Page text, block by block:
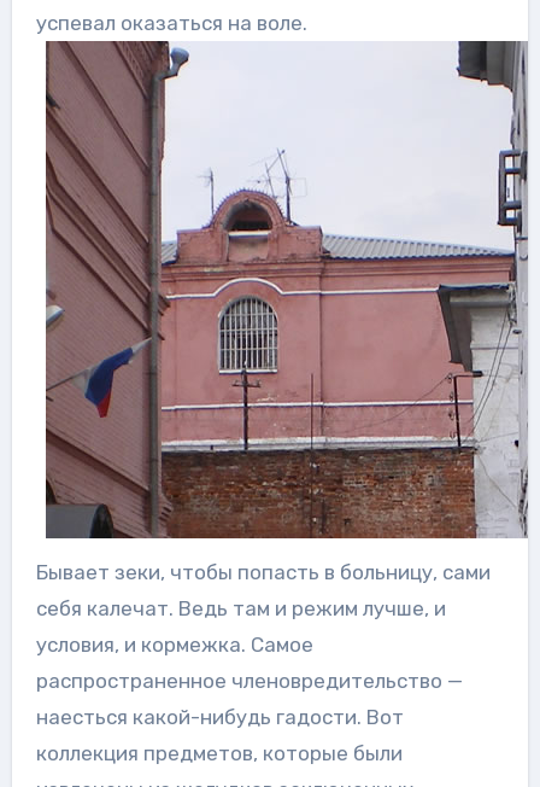
успевал оказаться на воле.
Бывает зеки, чтобы попасть в больницу, сами
себя калечат. Ведь там и режим лучше, и
условия, и кормежка. Самое
распространенное членовредительство —
наесться какой-нибудь гадости. Вот
коллекция предметов, которые были